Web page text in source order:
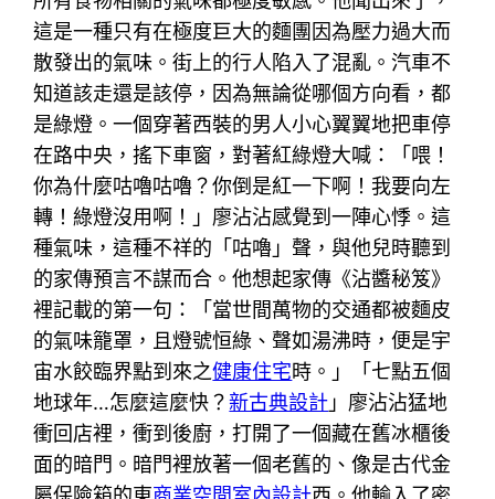
這是一種只有在極度巨大的麵團因為壓力過大而
散發出的氣味。街上的行人陷入了混亂。汽車不
知道該走還是該停，因為無論從哪個方向看，都
是綠燈。一個穿著西裝的男人小心翼翼地把車停
在路中央，搖下車窗，對著紅綠燈大喊：「喂！
你為什麼咕嚕咕嚕？你倒是紅一下啊！我要向左
轉！綠燈沒用啊！」廖沾沾感覺到一陣心悸。這
種氣味，這種不祥的「咕嚕」聲，與他兒時聽到
的家傳預言不謀而合。他想起家傳《沾醬秘笈》
裡記載的第一句：「當世間萬物的交通都被麵皮
的氣味籠罩，且燈號恒綠、聲如湯沸時，便是宇
宙水餃臨界點到來之健康住宅時。」「七點五個
地球年…怎麼這麼快？新古典設計 」廖沾沾猛地
衝回店裡，衝到後廚，打開了一個藏在舊冰櫃後
面的暗門。暗門裡放著一個老舊的、像是古代金